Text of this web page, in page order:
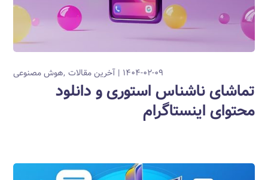
۱۴۰۴-۰۲-۰۹ آخرین مقالات هوش مصنوعی
تماشای ناشناس استوری و دانلود
محتوای اینستاگرام